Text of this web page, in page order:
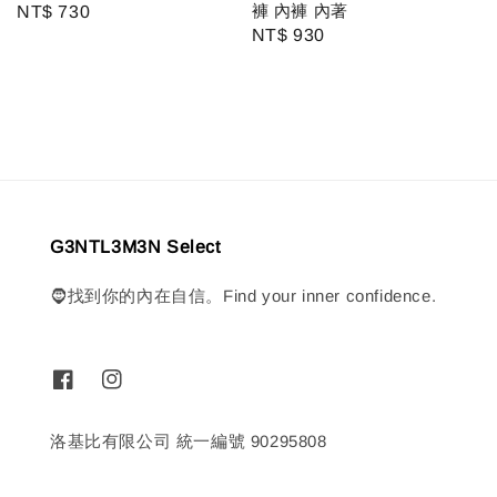
Regular
NT$ 730
褲 內褲 內著
Regular
NT$ 930
G3NTL3M3N Select
🧔找到你的內在自信。Find your inner confidence.
洛基比有限公司 統一編號 90295808